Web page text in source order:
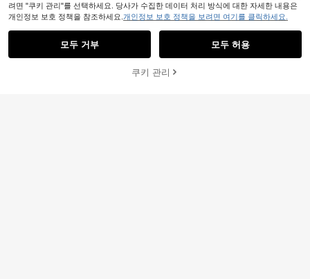
26% 할인!
려면 "쿠키 관리"를 선택하세요. 당사가 수집한 데이터 처리 방식에 대한 자세한 내용은
개인정보 보호 정책을 참조하세요. 개인정보 보호 정책을 보려면 여기를 클릭하세요.
모두 거부 모두 허용
쿠키 관리